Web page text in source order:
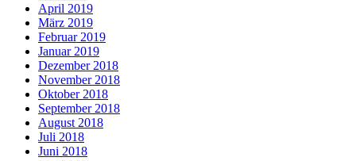
April 2019
März 2019
Februar 2019
Januar 2019
Dezember 2018
November 2018
Oktober 2018
September 2018
August 2018
Juli 2018
Juni 2018